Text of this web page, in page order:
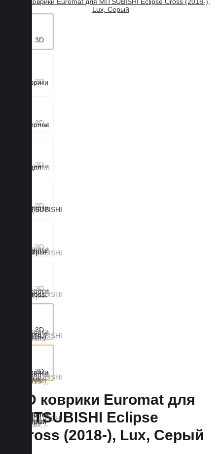
3D коврики Euromat для
MITSUBISHI Eclipse
Cross (2018-), Lux, Серый